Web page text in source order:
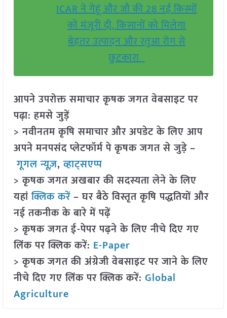
ICAR ने गेहूं और जौ की 28 नई किस्मों
को मंजूरी दी, किसानों को मिलेगा
बेहतर उत्पादन और रतुआ रोग से
छुटकारा
आपने उपरोक्त समाचार कृषक जगत वेबसाइट पर
पढ़ा: हमसे जुड़ें
> नवीनतम कृषि समाचार और अपडेट के लिए आप
अपने मनपसंद प्लेटफॉर्म पे कृषक जगत से जुड़े –
गूगल न्यूज़,व्हाट्सएप्प
> कृषक जगत अखबार की सदस्यता लेने के लिए
यहांक्लिक करें– घर बैठे विस्तृत कृषि पद्धतियों और
नई तकनीक के बारे में पढ़ें
> कृषक जगत ई-पेपर पढ़ने के लिए नीचे दिए गए
लिंक पर क्लिक करें: E-Paper
> कृषक जगत की अंग्रेजी वेबसाइट पर जाने के लिए
नीचे दिए गए लिंक पर क्लिक करें: Global
Agriculture